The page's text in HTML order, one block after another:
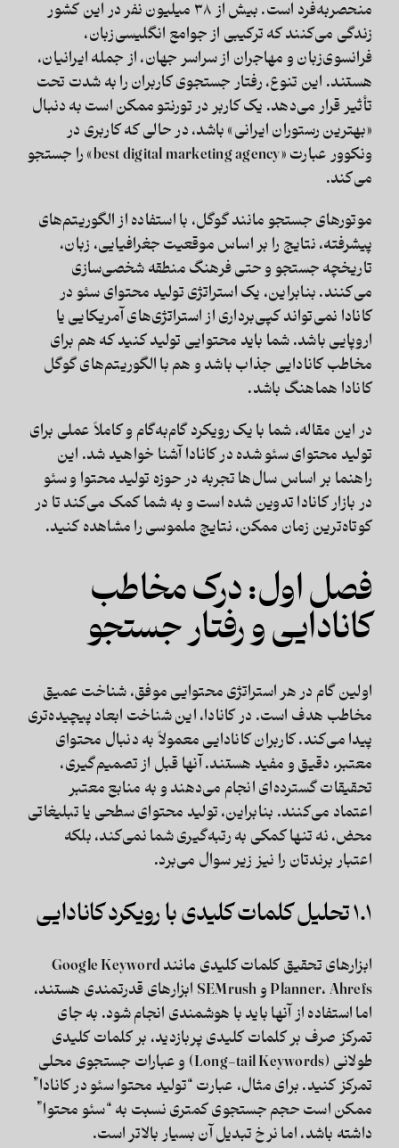
منحصربه‌فرد است. بیش از ۳۸ میلیون نفر در این کشور
زندگی می‌کنند که ترکیبی از جوامع انگلیسی‌زبان،
فرانسوی‌زبان و مهاجران از سراسر جهان، از جمله ایرانیان،
هستند. این تنوع، رفتار جستجوی کاربران را به شدت تحت
تأثیر قرار می‌دهد. یک کاربر در تورنتو ممکن است به دنبال
«بهترین رستوران ایرانی» باشد، در حالی که کاربری در
ونکوور عبارت «best digital marketing agency» را جستجو
می‌کند.
موتورهای جستجو مانند گوگل، با استفاده از الگوریتم‌های
پیشرفته، نتایج را بر اساس موقعیت جغرافیایی، زبان،
تاریخچه جستجو و حتی فرهنگ منطقه شخصی‌سازی
می‌کنند. بنابراین، یک استراتژیتولید محتوای سئو در
کانادا نمی‌تواند کپی‌برداری از استراتژی‌های آمریکایی یا
اروپایی باشد. شما باید محتوایی تولید کنید که هم برای
مخاطب کانادایی جذاب باشد و هم با الگوریتم‌های گوگل
کانادا هماهنگ باشد.
در این مقاله، شما با یک رویکرد گام‌به‌گام و کاملاً عملی برای
تولید محتوای سئو شده در کانادا آشنا خواهید شد. این
راهنما بر اساس سال‌ها تجربه در حوزه تولید محتوا و سئو
در بازار کانادا تدوین شده است و به شما کمک می‌کند تا در
کوتاه‌ترین زمان ممکن، نتایج ملموسی را مشاهده کنید.
فصل اول: درک مخاطب
کانادایی و رفتار جستجو
اولین گام در هر استراتژی محتوایی موفق، شناخت عمیق
مخاطب هدف است. در کانادا، این شناخت ابعاد پیچیده‌تری
پیدا می‌کند. کاربران کانادایی معمولاً به دنبال محتوای
معتبر، دقیق و مفید هستند. آنها قبل از تصمیم‌گیری،
تحقیقات گسترده‌ای انجام می‌دهند و به منابع معتبر
اعتماد می‌کنند. بنابراین، تولید محتوای سطحی یا تبلیغاتی
محض، نه تنها کمکی به رتبه‌گیری شما نمی‌کند، بلکه
اعتبار برندتان را نیز زیر سوال می‌برد.
۱.۱ تحلیل کلمات کلیدی با رویکرد کانادایی
ابزارهای تحقیق کلمات کلیدی مانند Google Keyword
Planner، Ahrefs و SEMrush ابزارهای قدرتمندی هستند،
اما استفاده از آنها باید با هوشمندی انجام شود. به جای
تمرکز صرف بر کلمات کلیدی پربازدید، برکلمات کلیدی
طولانی (Long-tail Keywords)
و عبارات جستجوی محلی
تمرکز کنید. برای مثال، عبارت “تولید محتوا سئو در کانادا”
ممکن است حجم جستجوی کمتری نسبت به “سئو محتوا”
داشته باشد، اما نرخ تبدیل آن بسیار بالاتر است.